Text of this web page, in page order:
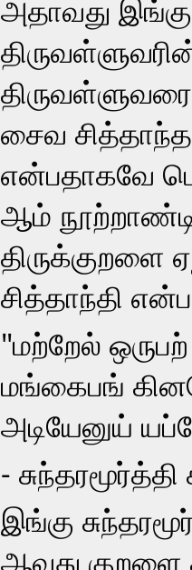
அதாவது இங்கு
சைவ
என்பதாகவே
ஆம்
திருக்குறளை
சித்தாந்தி
"மற்றேல்
மங்கைபங்
அடியேனுய்
-
இங்கு
ஆவது குறளை